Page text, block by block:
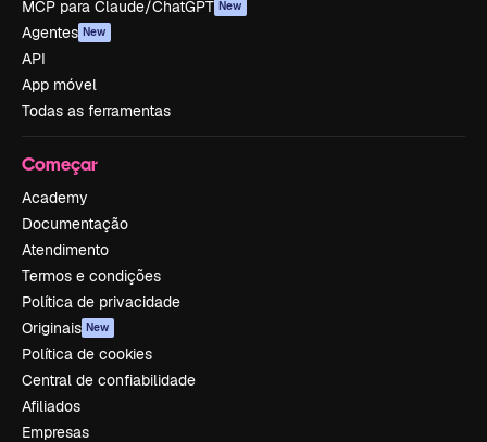
MCP para Claude/ChatGPT New
Agentes New
API
App móvel
Todas as ferramentas
Começar
Academy
Documentação
Atendimento
Termos e condições
Política de privacidade
Originais New
Política de cookies
Central de confiabilidade
Afiliados
Empresas